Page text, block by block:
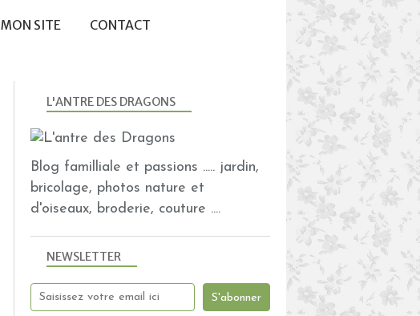
MON SITE CONTACT
NEWSLETTER
L'ANTRE DES DRAGONS
Blog familliale et passions ..... jardin,
bricolage, photos nature et
d'oiseaux, broderie, couture ....